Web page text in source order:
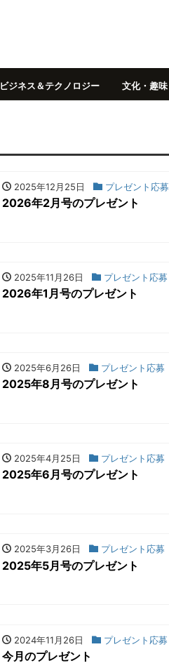
ビジネス＆テクノロジー 文化・趣味
2025年12月25日 プレゼント応募
2026年2月号のプレゼント
2025年11月26日 プレゼント応募
2026年1月号のプレゼント
2025年6月26日 プレゼント応募
2025年8月号のプレゼント
2025年4月25日 プレゼント応募
2025年6月号のプレゼント
2025年3月26日 プレゼント応募
2025年5月号のプレゼント
2024年11月26日 プレゼント応募
今月のプレゼント